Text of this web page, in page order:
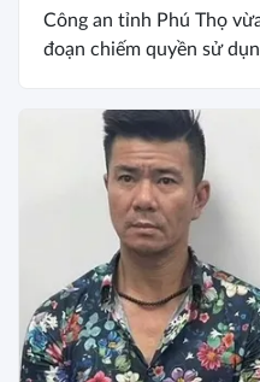
Công an tỉnh Phú Thọ
đoạn chiếm quyền sử